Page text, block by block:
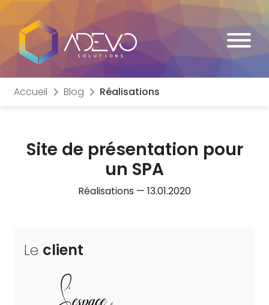
Accueil Blog Réalisations
Site de présentation pour
un SPA
Réalisations — 13.01.2020
Le client